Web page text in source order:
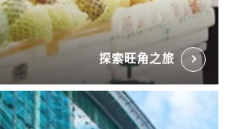
探索旺角之旅